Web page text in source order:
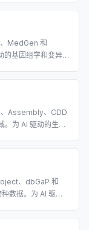
MedGen 和
的基因组学和变异
Assembly、CDD
。为 AI 驱动的生物
、dbGaP 和
数据。为 AI 驱动